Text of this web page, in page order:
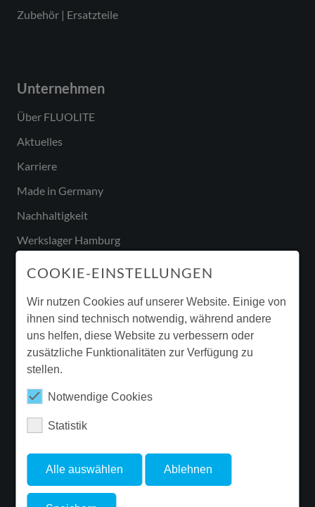
Zubehör | Ersatzteile
Unternehmen
Über FLUOLITE
Aktuelles
Karriere
Made in Germany
Nachhaltigkeit
Werkslager Hamburg
Service
Downloads & Broschüren
Garantie
Beleuchtungssanierung
Ergänzende Produktinformationen
COOKIE-EINSTELLUNGEN
Wir nutzen Cookies auf unserer Website. Einige von
ihnen sind technisch notwendig, während andere
uns helfen, diese Website zu verbessern oder
zusätzliche Funktionalitäten zur Verfügung zu
stellen.
Notwendige Cookies
Statistik
Alle auswählen Ablehnen